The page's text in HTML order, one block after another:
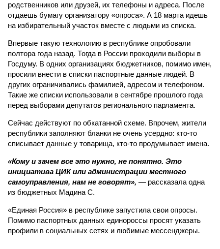
родственников или друзей, их телефоны и адреса. После
отдаешь бумагу организатору «опроса». А 18 марта идешь
на избирательный участок вместе с людьми из списка.
Впервые такую технологию в республике опробовали
полтора года назад. Тогда в России проходили выборы в
Госдуму. В одних организациях бюджетников, помимо имен,
просили внести в списки паспортные данные людей. В
других ограничивались фамилией, адресом и телефоном.
Такие же списки использовали в сентябре прошлого года
перед выборами депутатов регионального парламента.
Сейчас действуют по обкатанной схеме. Впрочем, жители
республики заполняют бланки не очень усердно: кто-то
списывает данные у товарища, кто-то продумывает имена.
«Кому и зачем все это нужно, не понятно. Это
инициатива ЦИК или администрации местного
самоуправления, нам не говорят», — рассказала одна
из бюджетных Мадина С.
«Единая Россия» в республике запустила свои опросы.
Помимо паспортных данных единороссы просят указать
профили в социальных сетях и любимые мессенджеры.